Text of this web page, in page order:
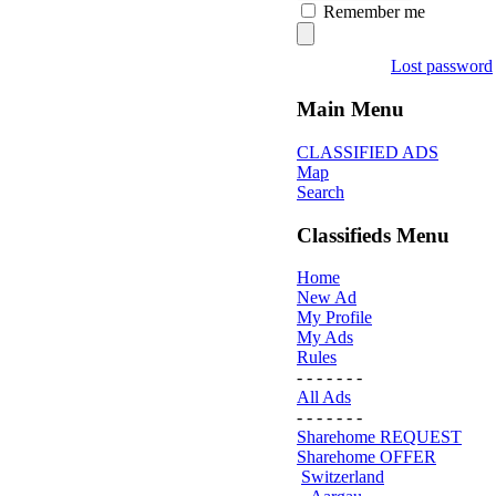
Remember me
Lost password
Main Menu
CLASSIFIED ADS
Map
Search
Classifieds Menu
Home
New Ad
My Profile
My Ads
Rules
- - - - - - -
All Ads
- - - - - - -
Sharehome REQUEST
Sharehome OFFER
Switzerland